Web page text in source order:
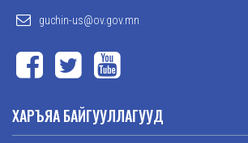
guchin-us@ov.gov.mn
ХАРЪЯА БАЙГУУЛЛАГУУД